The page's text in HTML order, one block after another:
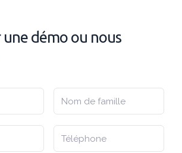
démo ou nous